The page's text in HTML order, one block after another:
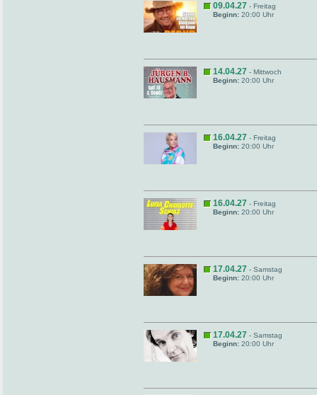
09.04.27 - Freitag
Beginn: 20:00 Uhr
14.04.27 - Mittwoch
Beginn: 20:00 Uhr
16.04.27 - Freitag
Beginn: 20:00 Uhr
16.04.27 - Freitag
Beginn: 20:00 Uhr
17.04.27 - Samstag
Beginn: 20:00 Uhr
17.04.27 - Samstag
Beginn: 20:00 Uhr